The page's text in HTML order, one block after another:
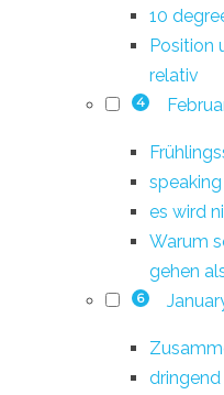
10
Position
relativ
4
es wird
Warum
gehen
6